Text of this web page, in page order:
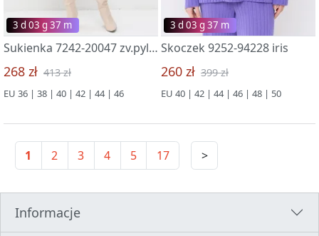
3 d 03 g 37 m
Sukienka 7242-20047 zv.pyl/bel
268 zł 413 zł
EU 36 | 38 | 40 | 42 | 44 | 46
3 d 03 g 37 m
Skoczek 9252-94228 iris
260 zł 399 zł
EU 40 | 42 | 44 | 46 | 48 | 50
1 2 3 4 5 17 >
Informacje